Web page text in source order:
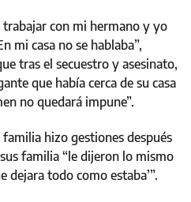
con mi hermano y yo
mi casa no se hablaba”,
tras el secuestro y asesinato,
que había cerca de su casa
no quedará impune”.
hizo gestiones después
familia “le dijeron lo mismo
dejara todo como estaba’”.